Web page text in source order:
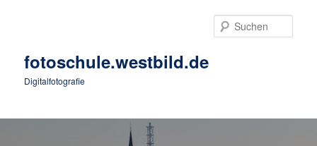
fotoschule.westbild.de
Digitalfotografie